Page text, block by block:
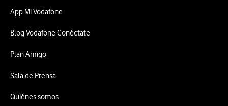
App Mi Vodafone
Blog Vodafone Conéctate
Plan Amigo
Sala de Prensa
Quiénes somos